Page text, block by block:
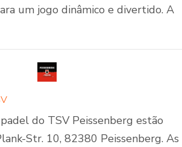
um jogo dinâmico e divertido. A
do TSV Peissenberg estão
Str. 10, 82380 Peissenberg. As